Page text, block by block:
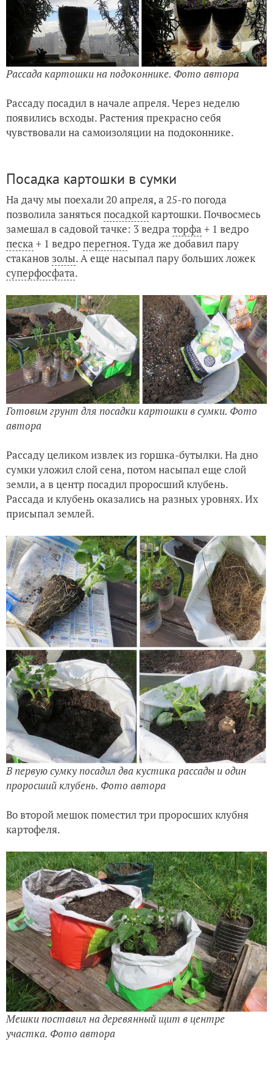
Рассада картошки на подоконнике. Фото автора
Рассаду посадил в начале апреля. Через неделю
появились всходы. Растения прекрасно себя
чувствовали на самоизоляции на подоконнике.
Посадка картошки в сумки
На дачу мы поехали 20 апреля, а 25-го погода
позволила занятьсяпосадкойкартошки. Почвосмесь
замешал в садовой тачке: 3 ведра торфа + 1 ведро
песка + 1 ведроперегноя. Туда же добавил пару
стаканов золы. А еще насыпал пару больших ложек
суперфосфата.
Готовим грунт для посадки картошки в сумки. Фото
автора
Рассаду целиком извлек из горшка-бутылки. На дно
сумки уложил слой сена, потом насыпал еще слой
земли, а в центр посадил проросший клубень.
Рассада и клубень оказались на разных уровнях. Их
присыпал землей.
В первую сумку посадил два кустика рассады и один
проросший клубень. Фото автора
Во второй мешок поместил три проросших клубня
картофеля.
Мешки поставил на деревянный щит в центре
участка. Фото автора